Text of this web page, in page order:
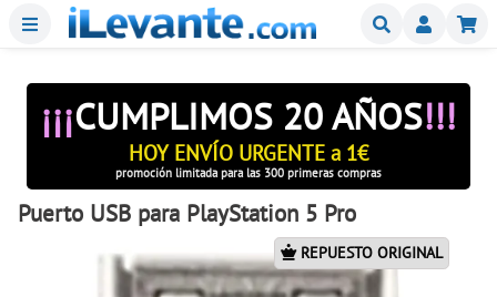
Menu Buscar
¡¡¡CUMPLIMOS 20 AÑOS!!!
HOY ENVÍO URGENTE a 1€
promoción limitada para las 300 primeras compras
Puerto USB para PlayStation 5 Pro
REPUESTO ORIGINAL